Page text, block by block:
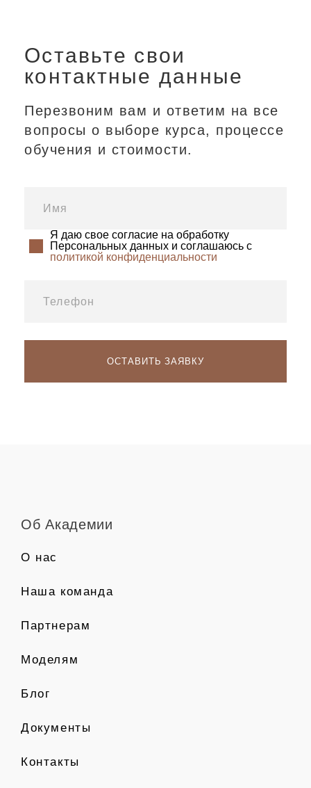
Оставьте свои
контактные данные
Перезвоним вам и ответим на все
вопросы о выборе курса, процессе
обучения и стоимости.
Я даю свое согласие на обработку
Персональных данных и соглашаюсь с
политикой конфиденциальности
Об Академии
О нас
Наша команда
Партнерам
Моделям
Блог
Документы
Контакты